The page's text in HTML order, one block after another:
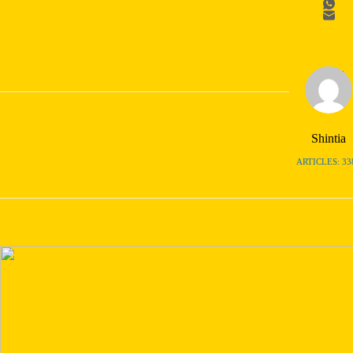
Shintia
ARTICLES: